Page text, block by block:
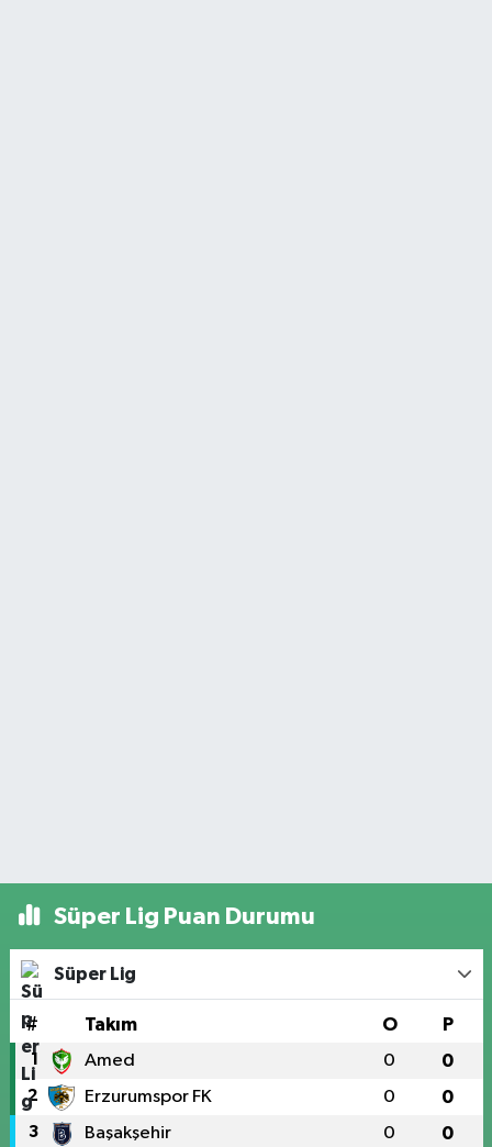
Süper Lig Puan Durumu
Süper Lig
# Takım O P
1 Amed 0 0
2 Erzurumspor FK 0 0
3 Başakşehir 0 0